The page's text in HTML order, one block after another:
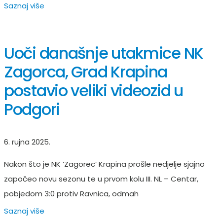
Saznaj više
Uoči današnje utakmice NK
Zagorca, Grad Krapina
postavio veliki videozid u
Podgori
6. rujna 2025.
Nakon što je NK ‘Zagorec’ Krapina prošle nedjelje sjajno
započeo novu sezonu te u prvom kolu III. NL – Centar,
pobjedom 3:0 protiv Ravnica, odmah
Saznaj više